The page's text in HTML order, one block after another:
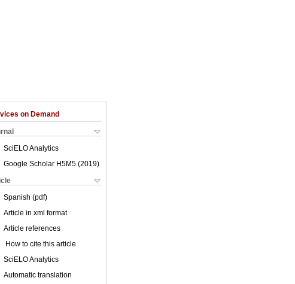
on Demand
SciELO Analytics
Google Scholar H5M5 (2019)
Spanish (pdf)
Article in xml format
Article references
How to cite this article
SciELO Analytics
Automatic translation